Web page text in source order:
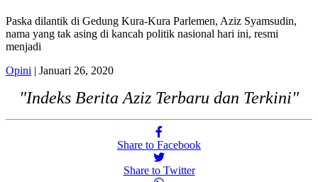
Paska dilantik di Gedung Kura-Kura Parlemen, Aziz Syamsudin,
nama yang tak asing di kancah politik nasional hari ini, resmi
menjadi
Opini | Januari 26, 2020
"Indeks Berita Aziz Terbaru dan Terkini"
Share to Facebook
Share to Twitter